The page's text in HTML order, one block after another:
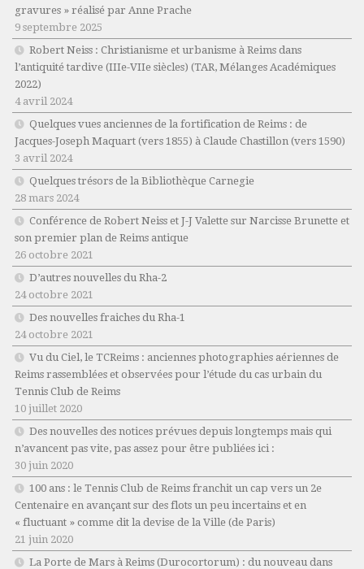
gravures » réalisé par Anne Prache
9 septembre 2025
Robert Neiss : Christianisme et urbanisme à Reims dans
l’antiquité tardive (IIIe-VIIe siècles) (TAR, Mélanges Académiques
2022)
4 avril 2024
Quelques vues anciennes de la fortification de Reims : de
Jacques-Joseph Maquart (vers 1855) à Claude Chastillon (vers 1590)
3 avril 2024
Quelques trésors de la Bibliothèque Carnegie
28 mars 2024
Conférence de Robert Neiss et J-J Valette sur Narcisse Brunette et
son premier plan de Reims antique
26 octobre 2021
D’autres nouvelles du Rha-2
24 octobre 2021
Des nouvelles fraiches du Rha-1
24 octobre 2021
Vu du Ciel, le TCReims : anciennes photographies aériennes de
Reims rassemblées et observées pour l’étude du cas urbain du
Tennis Club de Reims
10 juillet 2020
Des nouvelles des notices prévues depuis longtemps mais qui
n’avancent pas vite, pas assez pour être publiées ici :
30 juin 2020
100 ans : le Tennis Club de Reims franchit un cap vers un 2e
Centenaire en avançant sur des flots un peu incertains et en
« fluctuant » comme dit la devise de la Ville (de Paris)
21 juin 2020
La Porte de Mars à Reims (Durocortorum) : du nouveau dans